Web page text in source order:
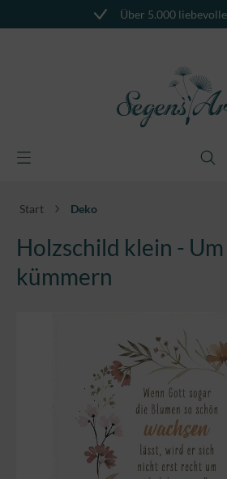
Über 5.000
Start Deko
Holzschild klein -
kümmern